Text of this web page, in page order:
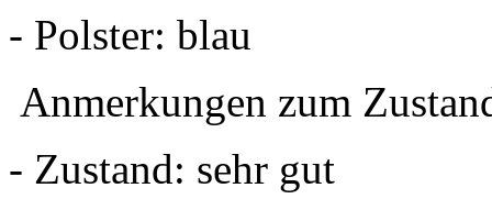
- Polster: blau
Anmerkungen zum
- Zustand: sehr gut